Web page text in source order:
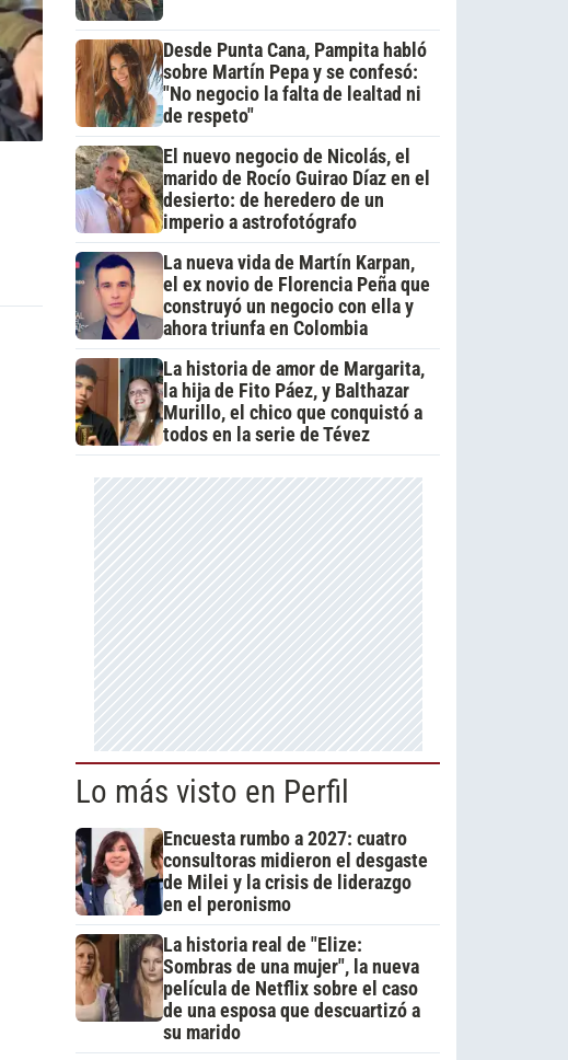
Desde Punta Cana, Pampita habló
sobre Martín Pepa y se confesó:
"No negocio la falta de lealtad ni
de respeto"
El nuevo negocio de Nicolás, el
marido de Rocío Guirao Díaz en el
desierto: de heredero de un
imperio a astrofotógrafo
La nueva vida de Martín Karpan,
el ex novio de Florencia Peña que
construyó un negocio con ella y
ahora triunfa en Colombia
La historia de amor de Margarita,
la hija de Fito Páez, y Balthazar
Murillo, el chico que conquistó a
todos en la serie de Tévez
Lo más visto en Perfil
Encuesta rumbo a 2027: cuatro
consultoras midieron el desgaste
de Milei y la crisis de liderazgo
en el peronismo
La historia real de "Elize:
Sombras de una mujer", la nueva
película de Netflix sobre el caso
de una esposa que descuartizó a
su marido